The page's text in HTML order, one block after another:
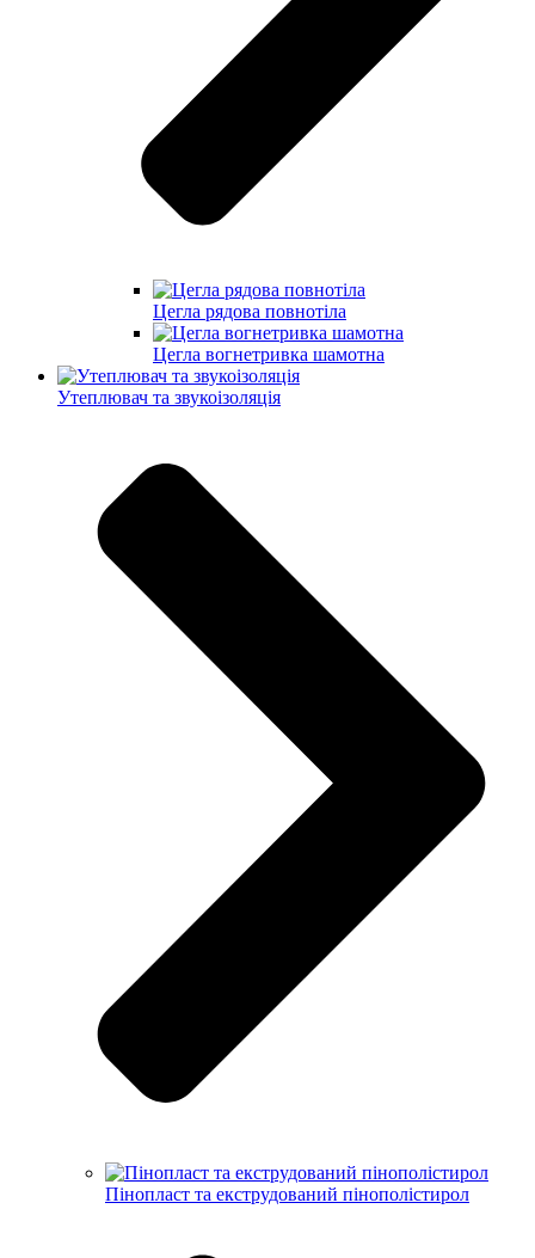
Цегла рядова повнотіла
Цегла вогнетривка шамотна
Утеплювач та звукоізоляція
Пінопласт та екструдований пінополістирол